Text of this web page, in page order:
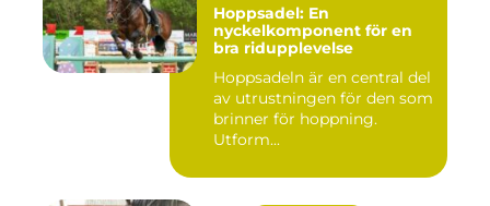
Hoppsadel: En
nyckelkomponent för en
bra ridupplevelse
Hoppsadeln är en central del
av utrustningen för den som
brinner för hoppning.
Utform...